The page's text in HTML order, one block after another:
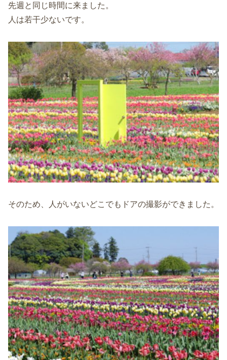
先週と同じ時間に来ました。
人は若干少ないです。
そのため、人がいないどこでもドアの撮影ができました。